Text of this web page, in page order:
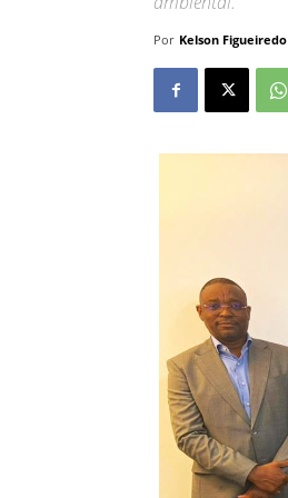
Por Kelson Figueiredo